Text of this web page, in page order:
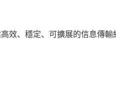
效、穩定、可擴展的信息傳